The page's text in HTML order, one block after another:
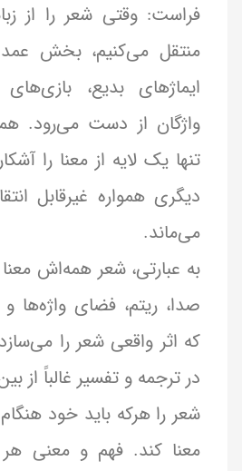
فراست: وقتی شعر را از
منتقل می‌کنیم، بخش
ایماژهای بدیع،
واژگان از دست می‌رود.
تنها یک لایه از معنا را
دیگری همواره غیرقابل
می‌ماند.
به عبارتی، شعر همه‌اش
صدا، ریتم، فضای
که اثر واقعی شعر را
در ترجمه و تفسیر غالباً از
شعر را هرکه باید خود
معنا کند. فهم و معنی